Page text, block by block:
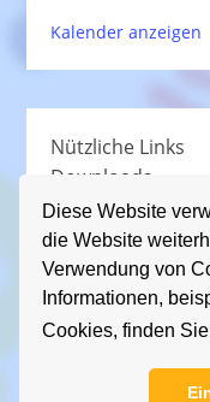
Diese Website
die Website
Verwendung von
Informationen,
Cookies, finden
n
h
o
n
o
r
h
o
b
e
n
Kalender anzeigen
Nützliche Links
Downloads
Schullied